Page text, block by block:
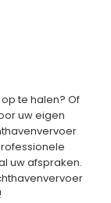
te halen? Of
uw eigen
uw afspraken.